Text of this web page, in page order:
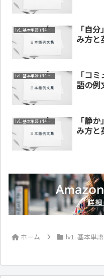
lv1. 基本単語 (N4～N5)
「自
み方と
lv1. 基本単語 (N4～N5)
「コ
語の例
lv1. 基本単語 (N4～N5)
「静
み方と
ホーム lv1. 基本単